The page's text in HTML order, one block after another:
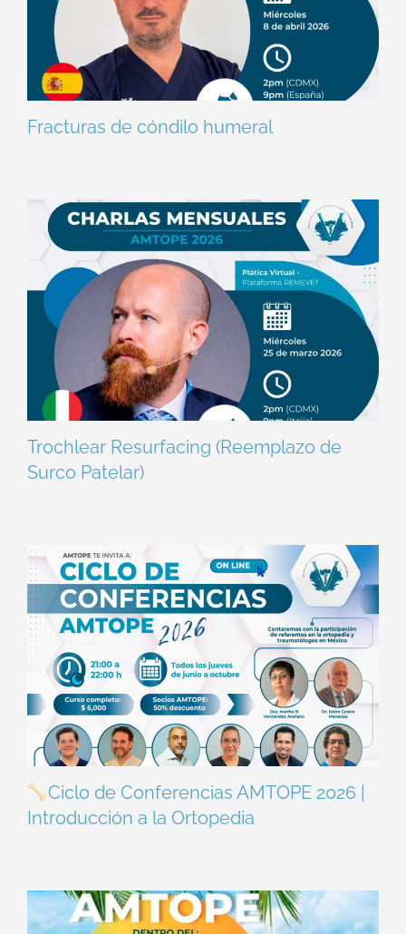
Fracturas de cóndilo humeral
Trochlear Resurfacing (Reemplazo de
Surco Patelar)
Ciclo de Conferencias AMTOPE 2026 |
Introducción a la Ortopedia